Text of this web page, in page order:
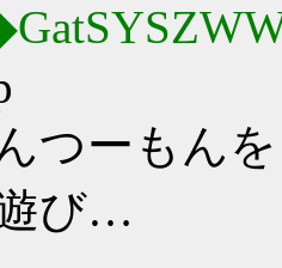
つーもん
び…